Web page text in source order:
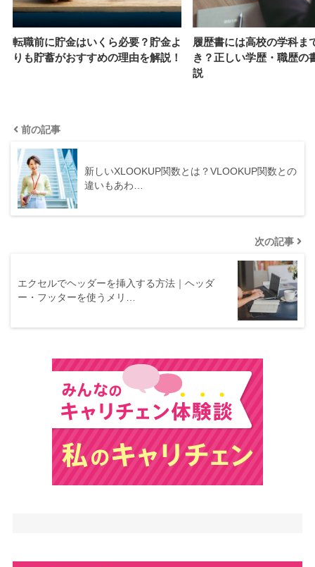
転職前に貯金はいくら必要？貯金よ
りも貯蓄がおすすめの理由を解説！
履歴書には高校の学科ま
き？正しい学歴・職歴の
説
前の記事
新しいXLOOKUP関数とは？VLOOKUP関数との
違いもあわ…
次の記事
エクセルでヘッダーを挿入する方法｜ヘッダ
ー・フッターを使うメリ…